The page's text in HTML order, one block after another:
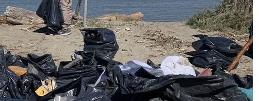
Franco Zanellato: “Il vero lusso?
Nasce dalla memoria,
dall’artigianalità e dura nel tempo”